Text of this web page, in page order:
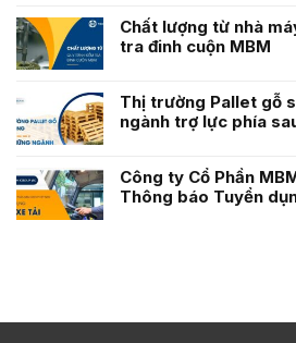
Chất lượng từ nhà
tra đinh cuộn MBM
Thị trường Pallet gỗ
ngành trợ lực phía
Công ty Cổ Phần
Thông báo Tuyển